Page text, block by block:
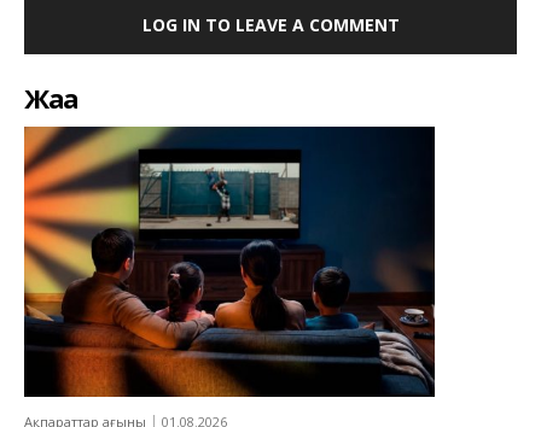
LOG IN TO LEAVE A COMMENT
Жаңа
Ақпараттар ағыны 01.08.2026